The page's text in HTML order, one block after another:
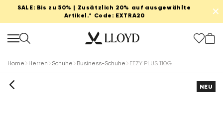
SALE: Bis zu 50% | Zusätzlich 20% auf ausgewählte
Artikel.* Code: EXTRA20
✕
Home Herren Schuhe Business-Schuhe EEZY PLUS 110G
NEU